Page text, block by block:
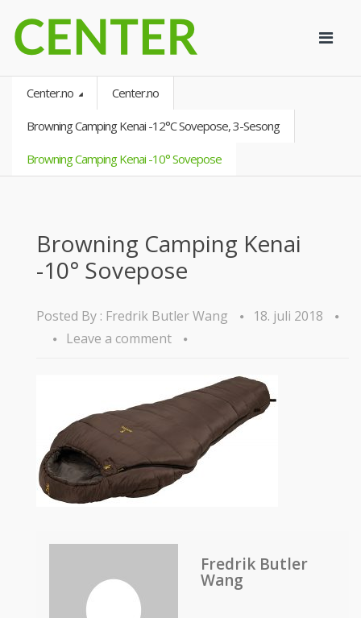
Center.no Center.no
Browning Camping Kenai -12°C Sovepose, 3-Sesong
Browning Camping Kenai -10° Sovepose
Browning Camping Kenai
-10° Sovepose
Posted By : Fredrik Butler Wang
18. juli 2018
Leave a comment
Fredrik Butler
Wang